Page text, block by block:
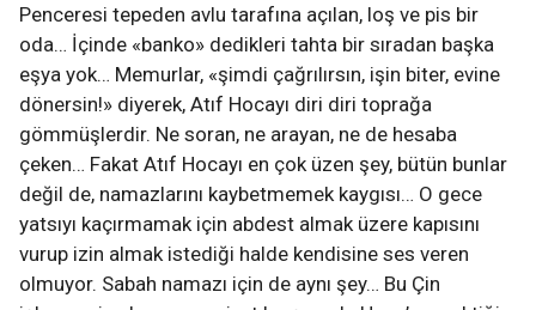
Penceresi tepeden avlu tarafına açılan, loş ve pis bir
oda… İçinde «banko» dedikleri tahta bir sıradan başka
eşya yok… Memurlar, «şimdi çağrılırsın, işin biter, evine
dönersin!» diyerek, Atıf Hocayı diri diri toprağa
gömmüşlerdir. Ne soran, ne arayan, ne de hesaba
çeken… Fakat Atıf Hocayı en çok üzen şey, bütün bunlar
değil de, namazlarını kaybetmemek kaygısı… O gece
yatsıyı kaçırmamak için abdest almak üzere kapısını
vurup izin almak istediği halde kendisine ses veren
olmuyor. Sabah namazı için de aynı şey… Bu Çin